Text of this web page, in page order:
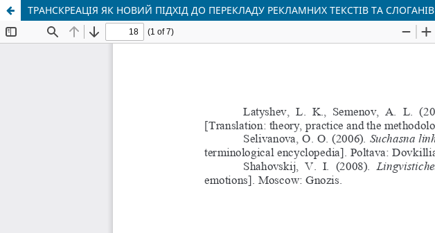
ТРАНСКРЕАЦІЯ ЯК НОВИЙ ПІДХІД ДО ПЕРЕКЛАДУ РЕКЛАМНИХ ТЕКСТІВ ТА СЛОГАНІВ